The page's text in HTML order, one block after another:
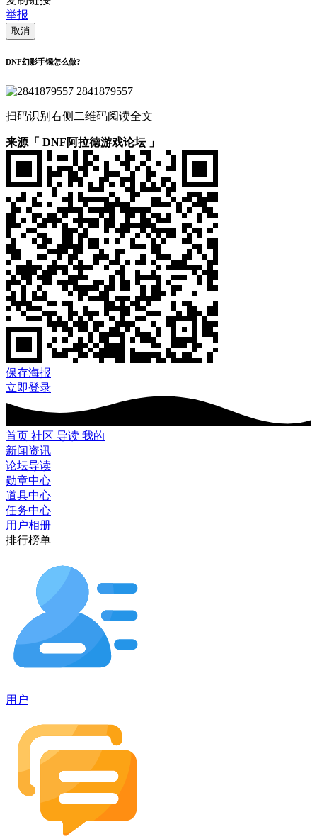
举报
取消
DNF幻影手镯怎么做?
2841879557
扫码识别右侧二维码阅读全文
来源「 DNF阿拉德游戏论坛 」
保存海报
立即登录
首页 社区 导读 我的
新闻资讯
论坛导读
勋章中心
道具中心
任务中心
用户相册
排行榜单
用户